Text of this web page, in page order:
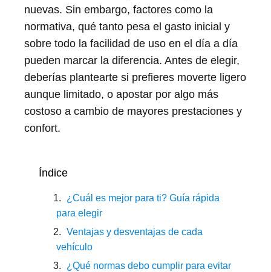
nuevas. Sin embargo, factores como la
normativa, qué tanto pesa el gasto inicial y
sobre todo la facilidad de uso en el día a día
pueden marcar la diferencia. Antes de elegir,
deberías plantearte si prefieres moverte ligero
aunque limitado, o apostar por algo más
costoso a cambio de mayores prestaciones y
confort.
Índice
¿Cuál es mejor para ti? Guía rápida
para elegir
Ventajas y desventajas de cada
vehículo
¿Qué normas debo cumplir para evitar